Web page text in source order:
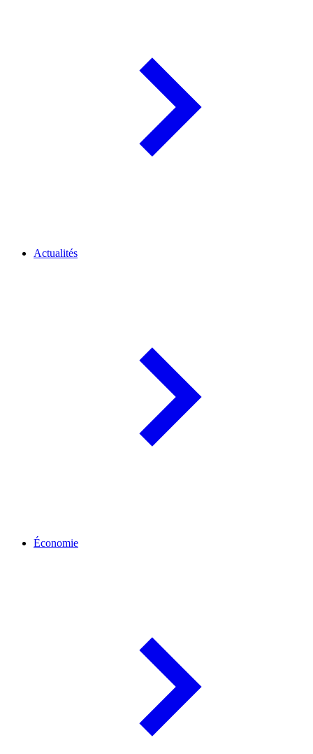
Actualités
Économie